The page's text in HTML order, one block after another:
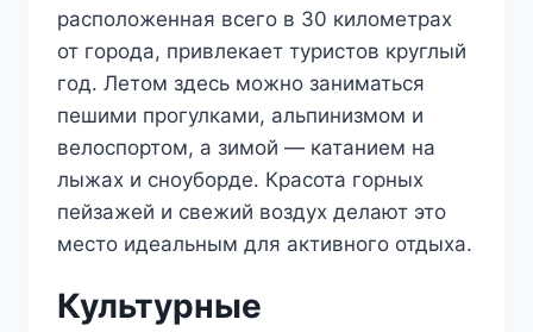
расположенная всего в 30 километрах
от города, привлекает туристов круглый
год. Летом здесь можно заниматься
пешими прогулками, альпинизмом и
велоспортом, а зимой — катанием на
лыжах и сноуборде. Красота горных
пейзажей и свежий воздух делают это
место идеальным для активного отдыха.
Культурные